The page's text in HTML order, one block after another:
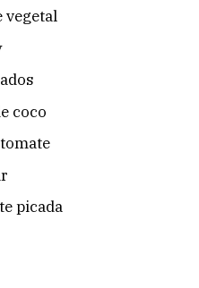
vegetal
coco
picada